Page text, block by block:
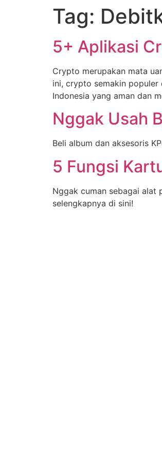
Tag:
5+ Aplikasi
Crypto merupakan mata
ini, crypto semakin
Indonesia yang aman dan
Nggak Usah
Beli album dan aksesoris
5 Fungsi
Nggak cuman sebagai alat
selengkapnya di sini!